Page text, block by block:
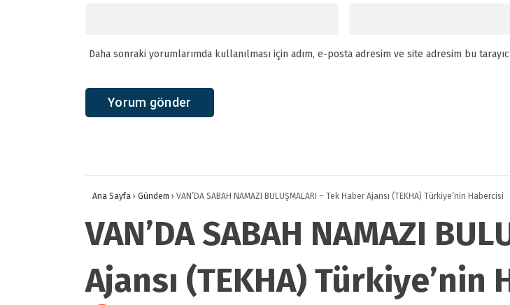
Daha sonraki yorumlarımda kullanılması için adım, e-posta adresim ve site adresim bu
Ana Sayfa › Gündem › VAN’DA SABAH NAMAZI BULUŞMALARI – Tek Haber Ajansı (TEKHA) Türkiye’nin Habercisi
VAN’DA SABAH NAMAZI
Ajansı (TEKHA) Türkiye’nin